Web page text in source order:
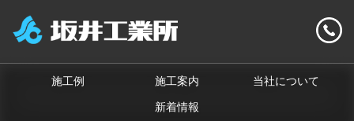
施工例 施工案内 当社について
新着情報